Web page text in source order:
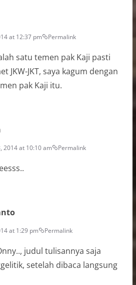
at 12:37 pm Permalink
satu temen pak Kaji pasti
JKW-JKT, saya kagum dengan
pak Kaji itu.
2014 at 10:10 am Permalink
at 1:29 pm Permalink
judul tulisannya saja
setelah dibaca langsung